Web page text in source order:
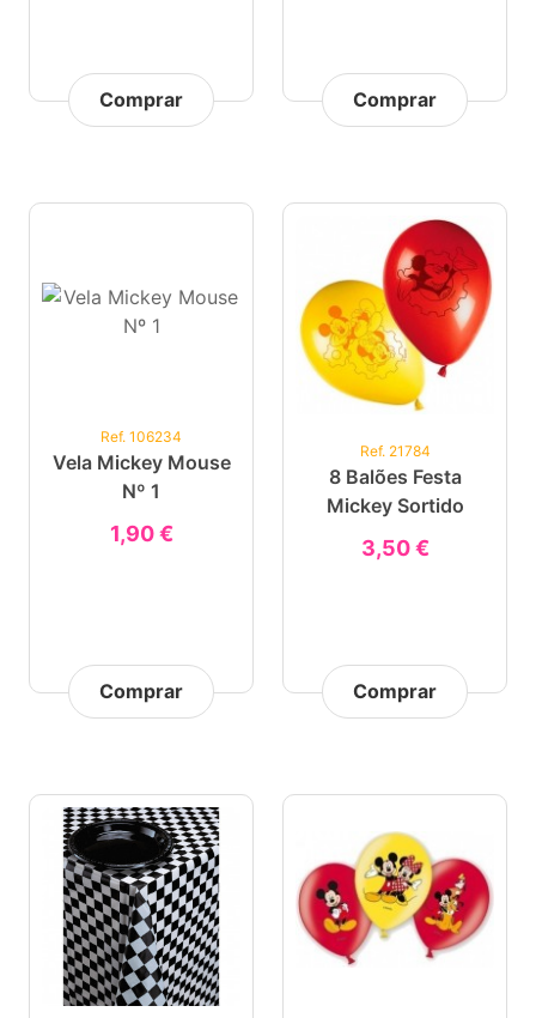
Comprar Comprar
Ref. 106234
Vela Mickey Mouse
Nº 1
1,90 €
Comprar
Ref. 21784
8 Balões Festa
Mickey Sortido
3,50 €
Comprar